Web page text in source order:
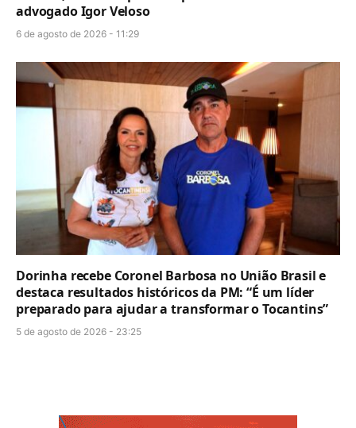
advogado Igor Veloso
6 de agosto de 2026 - 11:29
Dorinha recebe Coronel Barbosa no União Brasil e
destaca resultados históricos da PM: “É um líder
preparado para ajudar a transformar o Tocantins”
5 de agosto de 2026 - 23:25